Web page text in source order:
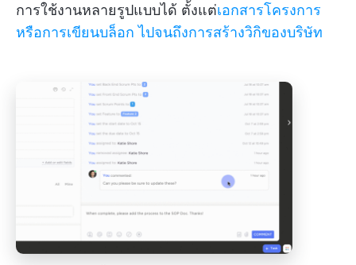
การใช้งานหลายรูปแบบได้ ตั้งแต่เอกสารโครงการ
หรือการเขียนบล็อก ไปจนถึงการสร้างวิกิของบริษัท